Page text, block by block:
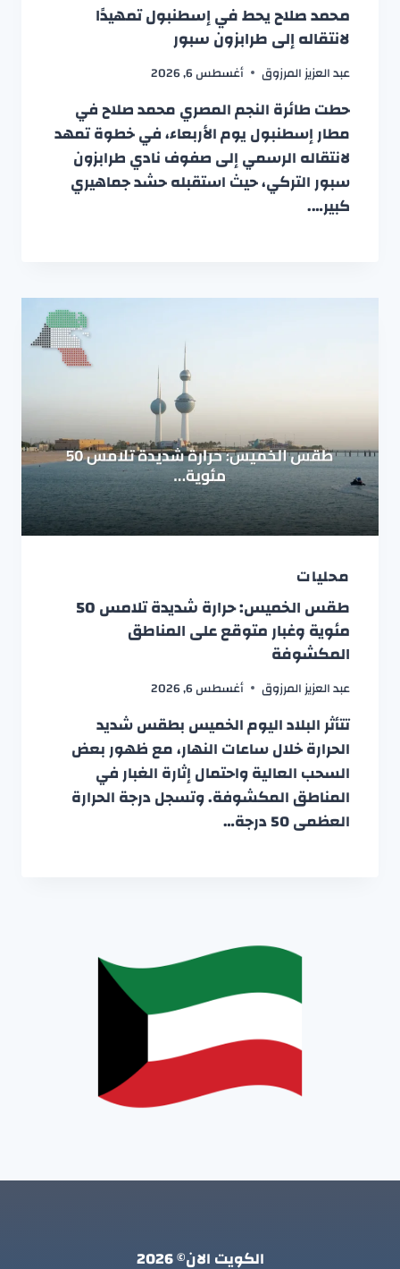
محمد صلاح يحط في إسطنبول تمهيدًا
لانتقاله إلى طرابزون سبور
عبد العزيز المرزوق أغسطس 6, 2026
حطت طائرة النجم المصري محمد صلاح في
مطار إسطنبول يوم الأربعاء، في خطوة تمهد
لانتقاله الرسمي إلى صفوف نادي طرابزون
سبور التركي، حيث استقبله حشد جماهيري
كبير….
محليات
طقس الخميس: حرارة شديدة تلامس 50
مئوية وغبار متوقع على المناطق
المكشوفة
عبد العزيز المرزوق أغسطس 6, 2026
تتأثر البلاد اليوم الخميس بطقس شديد
الحرارة خلال ساعات النهار، مع ظهور بعض
السحب العالية واحتمال إثارة الغبار في
المناطق المكشوفة. وتسجل درجة الحرارة
العظمى 50 درجة…
الكويت الان© 2026